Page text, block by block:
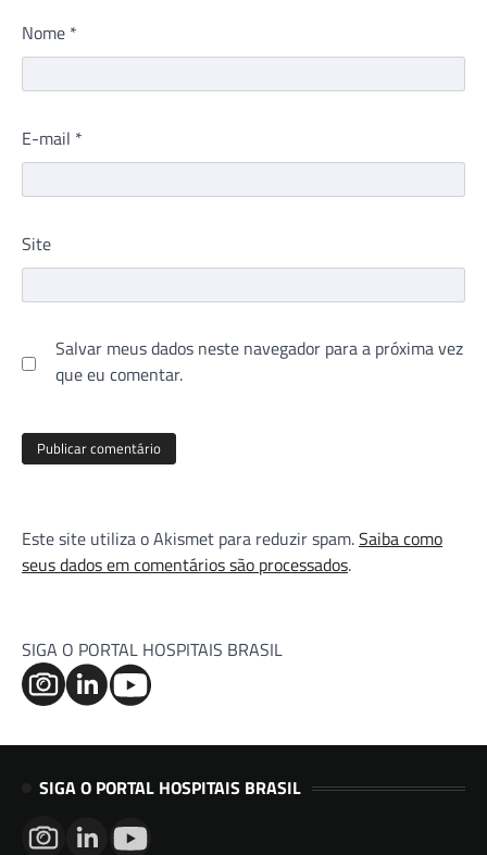
Nome *
E-mail *
Site
Salvar meus dados neste navegador para a próxima vez
que eu comentar.
Este site utiliza o Akismet para reduzir spam.Saiba como
seus dados em comentários são processados.
SIGA O PORTAL HOSPITAIS BRASIL
SIGA O PORTAL HOSPITAIS BRASIL